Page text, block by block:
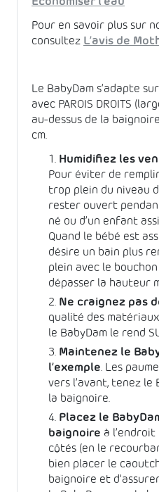
Pour en savoir plus sur
consultez L’avis de
Le BabyDam s’adapte
avec PAROIS DROITS
au-dessus de la
cm.
Humidifiez les
Pour éviter de
trop plein du niveau
rester ouvert
né ou d’un enfant
Quand le bébé est
désire un bain plus
plein avec le
dépasser la hauteur
Ne craignez pas
qualité des
le BabyDam le rend
Maintenez le
l’exemple. Les
vers l’avant, tenez le
la baignoire.
Placez le
baignoire à
côtés (en le
bien placer le
baignoire et